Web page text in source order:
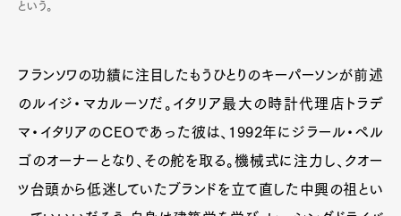
という。
フランソワの功績に注目したもうひとりのキーパーソンが前述
のルイジ・マカルーソだ。イタリア最大の時計代理店トラデ
マ・イタリアのCEOであった彼は、1992年にジラール・ペル
ゴのオーナーとなり、その舵を取る。機械式に注力し、クオー
ツ台頭から低迷していたブランドを立て直した中興の祖とい